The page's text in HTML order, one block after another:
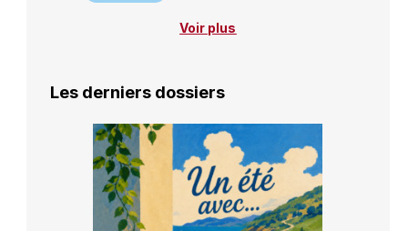
Voir plus
Les derniers dossiers